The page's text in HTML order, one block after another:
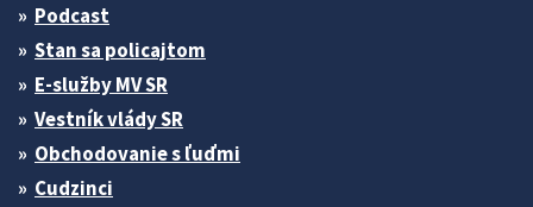
Podcast
Stan sa policajtom
E-služby MV SR
Vestník vlády SR
Obchodovanie s ľuďmi
Cudzinci